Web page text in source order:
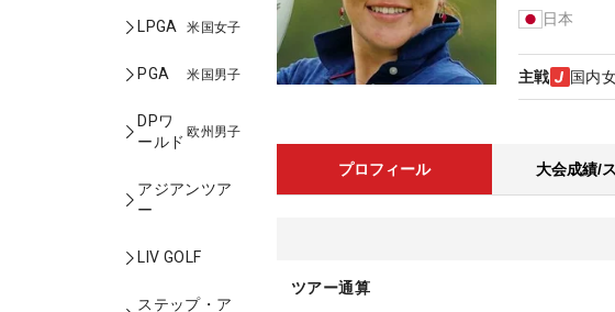
LPGA 米国女子
PGA 米国男子
DPワ
ールド
欧州男子
アジアンツア
ー
LIV GOLF
ステップ・ア
日本
主戦 国内
プロフィール 大会成績/
ツアー通算